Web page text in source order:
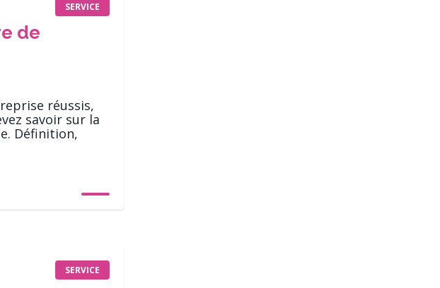
SERVICE
de
réussis,
savoir sur la
Définition,
SERVICE